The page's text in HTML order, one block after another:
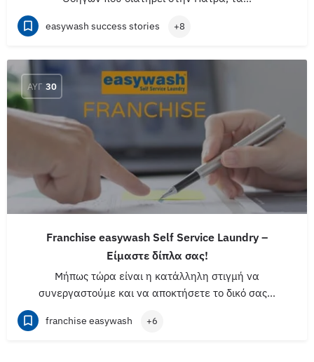
easywash success stories +8
ΑΥΓ 30
Franchise easywash Self Service Laundry –
Είμαστε δίπλα σας!
Μήπως τώρα είναι η κατάλληλη στιγμή να
συνεργαστούμε και να αποκτήσετε το δικό σας…
franchise easywash +6